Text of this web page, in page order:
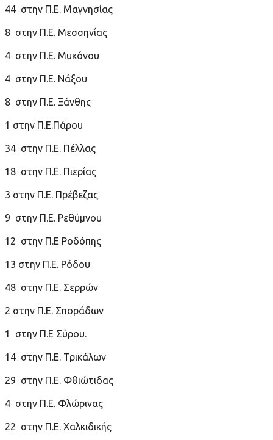
44 στην Π.Ε. Μαγνησίας
8 στην Π.Ε. Μεσσηνίας
4 στην Π.Ε. Μυκόνου
4 στην Π.Ε. Νάξου
8 στην Π.Ε. Ξάνθης
1 στην Π.Ε.Πάρου
34 στην Π.Ε. Πέλλας
18 στην Π.Ε. Πιερίας
3 στην Π.Ε. Πρέβεζας
9 στην Π.Ε. Ρεθύμνου
12 στην Π.Ε Ροδόπης
13 στην Π.Ε. Ρόδου
48 στην Π.Ε. Σερρών
2 στην Π.Ε. Σποράδων
1 στην Π.Ε Σύρου.
14 στην Π.Ε. Τρικάλων
29 στην Π.Ε. Φθιώτιδας
4 στην Π.Ε. Φλώρινας
22 στην Π.Ε. Χαλκιδικής